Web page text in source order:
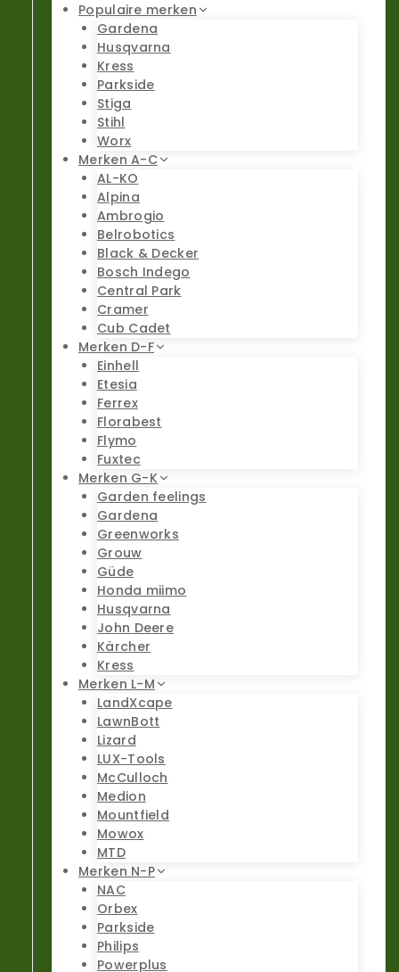
Populaire merken
Gardena
Husqvarna
Kress
Parkside
Stiga
Stihl
Worx
Merken A-C
AL-KO
Alpina
Ambrogio
Belrobotics
Black & Decker
Bosch Indego
Central Park
Cramer
Cub Cadet
Merken D-F
Einhell
Etesia
Ferrex
Florabest
Flymo
Fuxtec
Merken G-K
Garden feelings
Gardena
Greenworks
Grouw
Güde
Honda miimo
Husqvarna
John Deere
Kärcher
Kress
Merken L-M
LandXcape
LawnBott
Lizard
LUX-Tools
McCulloch
Medion
Mountfield
Mowox
MTD
Merken N-P
NAC
Orbex
Parkside
Philips
Powerplus